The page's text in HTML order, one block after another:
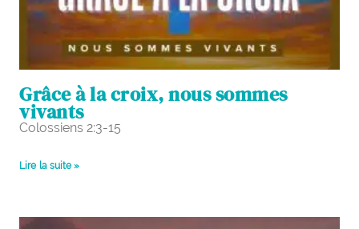
Grâce à la croix, nous sommes
vivants
Colossiens 2:3-15
Lire la suite »